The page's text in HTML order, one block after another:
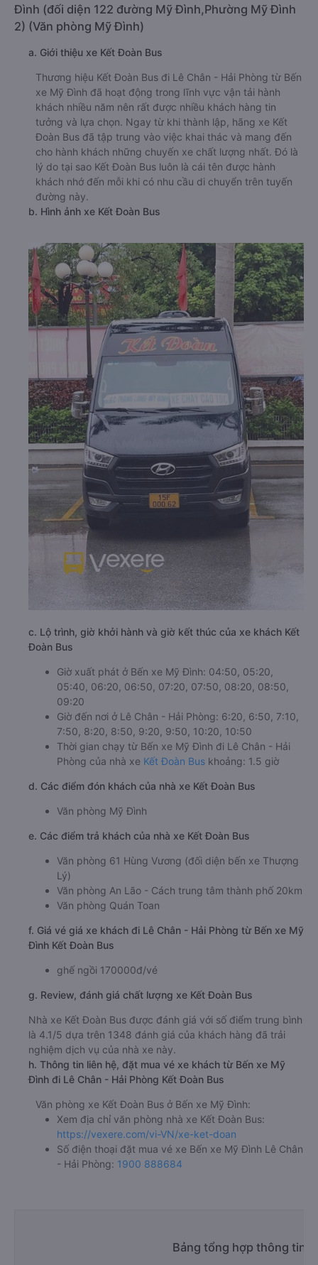
Đình (đối diện 122 đường Mỹ Đình,Phường Mỹ Đình
2) (Văn phòng Mỹ Đình)
a. Giới thiệu xe Kết Đoàn Bus
Thương hiệu Kết Đoàn Bus đi Lê Chân - Hải Phòng từ Bến
xe Mỹ Đình đã hoạt động trong lĩnh vực vận tải hành
khách nhiều năm nên rất được nhiều khách hàng tin
tưởng và lựa chọn. Ngay từ khi thành lập, hãng xe Kết
Đoàn Bus đã tập trung vào việc khai thác và mang đến
cho hành khách những chuyến xe chất lượng nhất. Đó là
lý do tại sao Kết Đoàn Bus luôn là cái tên được hành
khách nhớ đến mỗi khi có nhu cầu di chuyển trên tuyến
đường này.
b. Hình ảnh xe Kết Đoàn Bus
c. Lộ trình, giờ khởi hành và giờ kết thúc của xe khách Kết
Đoàn Bus
Giờ xuất phát ở Bến xe Mỹ Đình: 04:50, 05:20,
05:40, 06:20, 06:50, 07:20, 07:50, 08:20, 08:50,
09:20
Giờ đến nơi ở Lê Chân - Hải Phòng: 6:20, 6:50, 7:10,
7:50, 8:20, 8:50, 9:20, 9:50, 10:20, 10:50
Thời gian chạy từ Bến xe Mỹ Đình đi Lê Chân - Hải
Phòng của nhà xe Kết Đoàn Bus khoảng: 1.5 giờ
d. Các điểm đón khách của nhà xe Kết Đoàn Bus
Văn phòng Mỹ Đình
e. Các điểm trả khách của nhà xe Kết Đoàn Bus
Văn phòng 61 Hùng Vương (đối diện bến xe Thượng
Lý)
Văn phòng An Lão - Cách trung tâm thành phố 20km
Văn phòng Quán Toan
f. Giá vé giá xe khách đi Lê Chân - Hải Phòng từ Bến xe Mỹ
Đình Kết Đoàn Bus
ghế ngồi 170000đ/vé
g. Review, đánh giá chất lượng xe Kết Đoàn Bus
Nhà xe Kết Đoàn Bus được đánh giá với số điểm trung bình
là 4.1/5 dựa trên 1348 đánh giá của khách hàng đã trải
nghiệm dịch vụ của nhà xe này.
h. Thông tin liên hệ, đặt mua vé xe khách từ Bến xe Mỹ
Đình đi Lê Chân - Hải Phòng Kết Đoàn Bus
Văn phòng xe Kết Đoàn Bus ở Bến xe Mỹ Đình:
Xem địa chỉ văn phòng nhà xe Kết Đoàn Bus:
https://vexere.com/vi-VN/xe-ket-doan
Số điện thoại đặt mua vé xe Bến xe Mỹ Đình Lê Chân
- Hải Phòng: 1900 888684
Bảng tổng hợp thông tin